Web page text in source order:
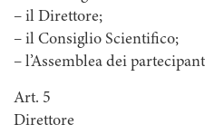
– il Direttore;
– il Consiglio Scientifico;
– l’Assemblea dei
Art. 5
Direttore